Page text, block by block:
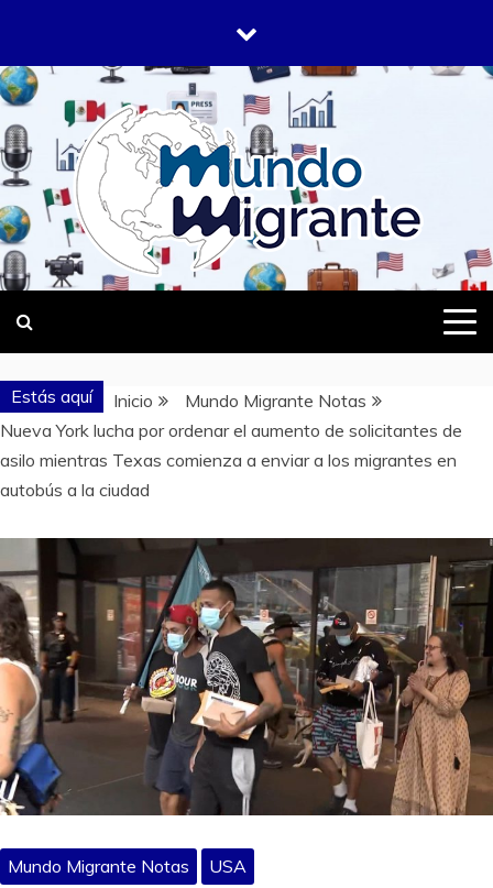
contenido
MUNDO
MIGRANTE
DONDE TODOS SOMOS MIGRANTES
Estás aquí Inicio
Mundo Migrante Notas
Nueva York lucha por ordenar el aumento de solicitantes de
asilo mientras Texas comienza a enviar a los migrantes en
autobús a la ciudad
Mundo Migrante Notas USA